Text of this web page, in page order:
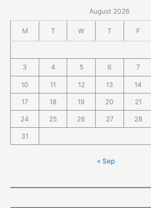
August 2026
M T W T F
3 4 5 6 7
10 11 12 13 14
17 18 19 20 21
24 25 26 27 28
31
« Sep